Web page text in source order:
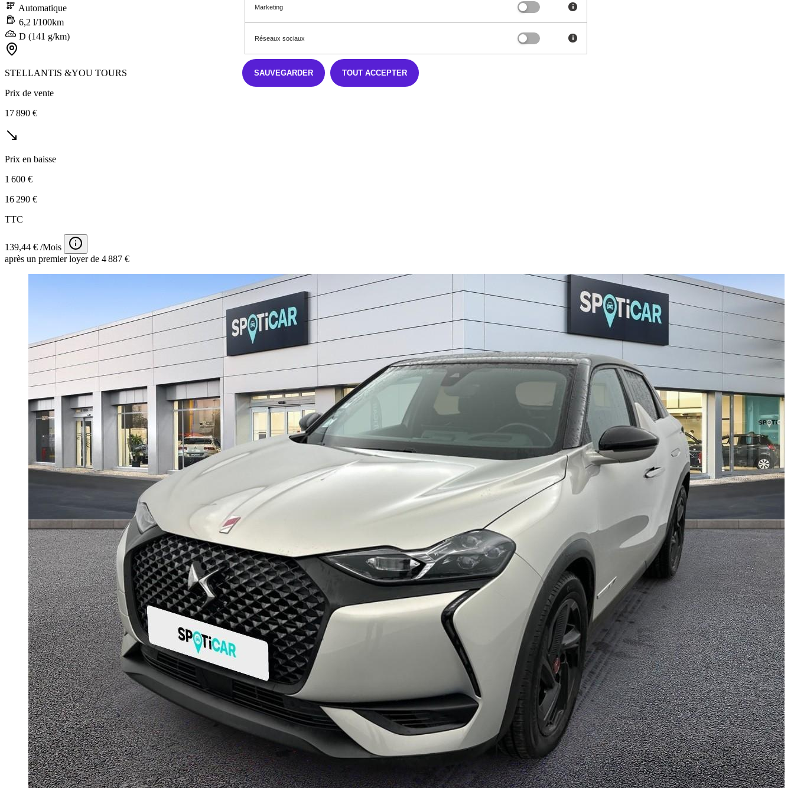
Automatique
6,2 l/100km
D (141 g/km)
STELLANTIS &YOU TOURS
Prix de vente
17 890 €
Prix en baisse
1 600 €
16 290 €
TTC
139,44 € /Mois
après un premier loyer de 4 887 €
Marketing
Réseaux sociaux
TOUT ACCEPTER
SAUVEGARDER